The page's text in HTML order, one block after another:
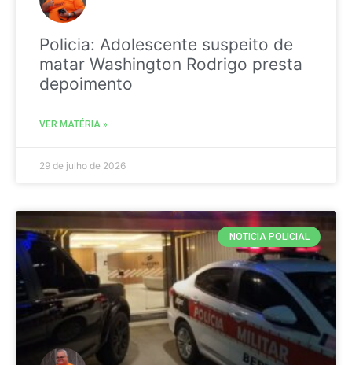
Policia: Adolescente suspeito de
matar Washington Rodrigo presta
depoimento
VER MATÉRIA »
29 de julho de 2026
NOTICIA POLICIAL